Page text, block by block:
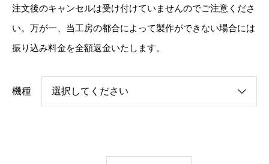
注文後のキャンセルは受け付けていませんのでご注意くださ
い。万が一、当工房の都合によって製作ができない場合には
振り込み料金を全額返金いたします。
機種